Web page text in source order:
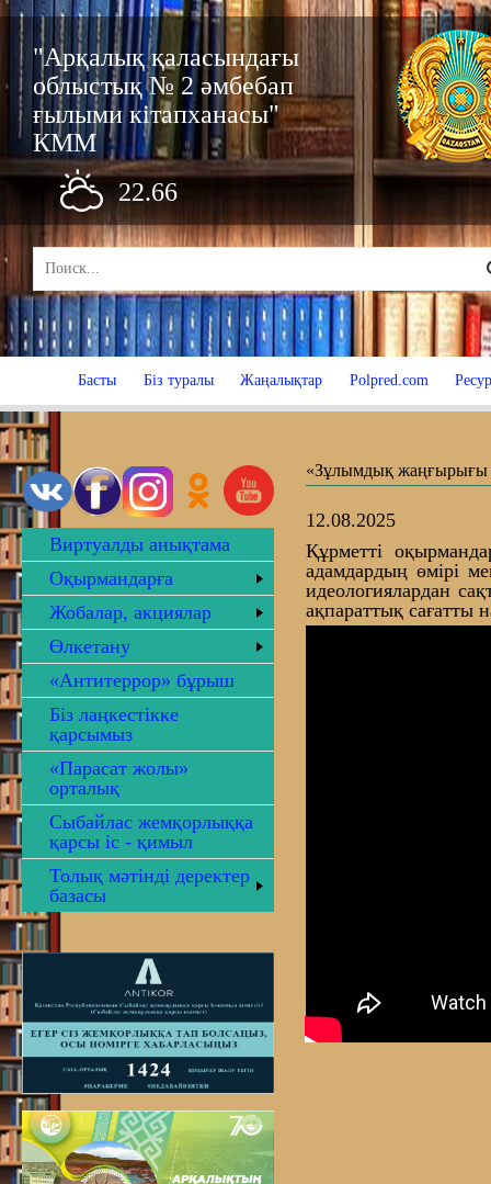
"Арқалық қаласындағы
облыстық № 2 әмбебап
ғылыми кітапханасы"
КММ
22.66
Басты Біз туралы Жаңалықтар Polpred.com
Виртуалды анықтама
Оқырмандарға
Жобалар, акциялар
Өлкетану
«Антитеррор» бұрыш
Біз лаңкестікке
қарсымыз
«Парасат жолы»
орталық
Сыбайлас жемқорлыққа
қарсы іс - қимыл
Толық мәтінді деректер
базасы
«Зұлымдық жаңғырығы
12.08.2025
Құрметті
адамдардың өмірі
идеологиялардан
ақпараттық сағатты